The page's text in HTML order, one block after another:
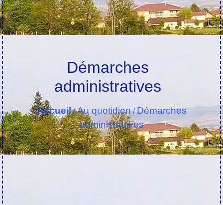
Démarches
administratives
Accueil/Au quotidien/Démarches
administratives